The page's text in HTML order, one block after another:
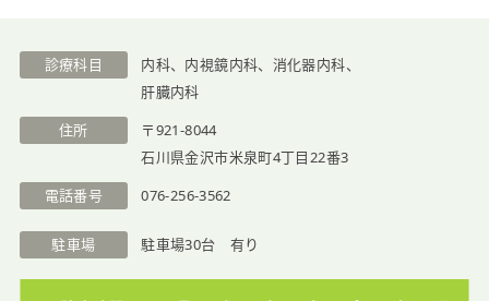
診療科目
内科、内視鏡内科、消化器内科、
肝臓内科
住所
〒921-8044
石川県金沢市米泉町4丁目22番3
電話番号
076-256-3562
駐車場 駐車場30台 有り